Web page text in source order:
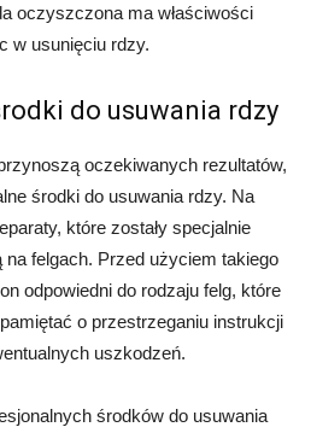
oczyszczona ma właściwości
w usunięciu rdzy.
do usuwania rdzy
oczekiwanych rezultatów,
środki do usuwania rdzy. Na
które zostały specjalnie
felgach. Przed użyciem takiego
odpowiedni do rodzaju felg, które
o przestrzeganiu instrukcji
uszkodzeń.
środków do usuwania